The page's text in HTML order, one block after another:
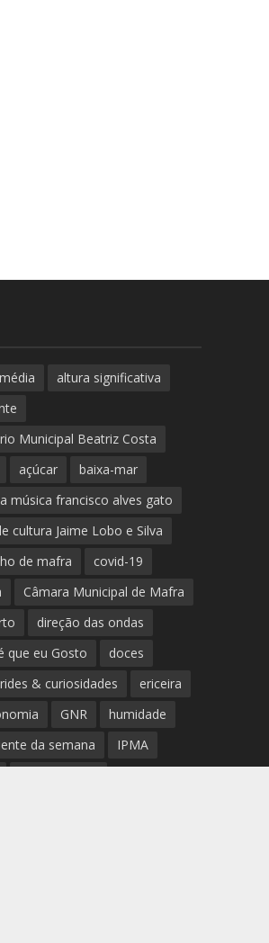
altura significativa
Municipal Beatriz Costa
açúcar
baixa-mar
música francisco alves gato
cultura Jaime Lobo e Silva
de mafra
covid-19
Câmara Municipal de Mafra
direção das ondas
que eu Gosto
doces
& curiosidades
ericeira
GNR
humidade
da semana
IPMA